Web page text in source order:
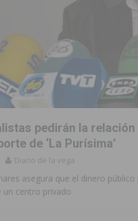
pedirán la
de ‘La Purísima’
Diario de la vega
asegura que el dinero
centro privado